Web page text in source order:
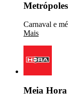
Metrópoles
Carnaval e
Mais
Meia Hora